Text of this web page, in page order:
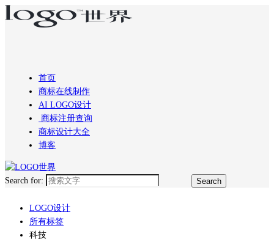
首页
商标在线制作
AI LOGO设计
商标注册查询
商标设计大全
博客
Search for:
LOGO设计
所有标签
科技